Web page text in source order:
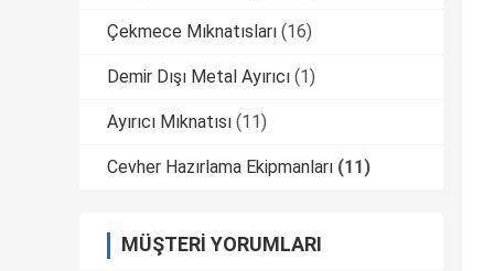
Çekmece Mıknatısları (16)
Demir Dışı Metal Ayırıcı (1)
Ayırıcı Mıknatısı (11)
Cevher Hazırlama Ekipmanları (11)
MÜŞTERI YORUMLARI